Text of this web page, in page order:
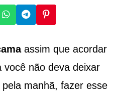
assim que acordar
você não deva deixar
manhã, fazer esse